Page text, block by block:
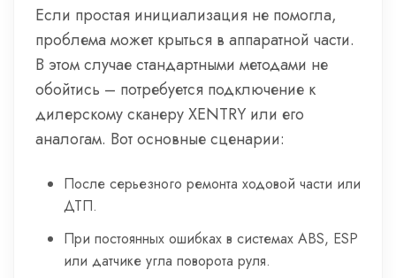
Если простая инициализация не помогла,
проблема может крыться в аппаратной части.
В этом случае стандартными методами не
обойтись – потребуется подключение к
дилерскому сканеру XENTRY или его
аналогам. Вот основные сценарии:
После серьезного ремонта ходовой части или
ДТП.
При постоянных ошибках в системах ABS, ESP
или датчике угла поворота руля.